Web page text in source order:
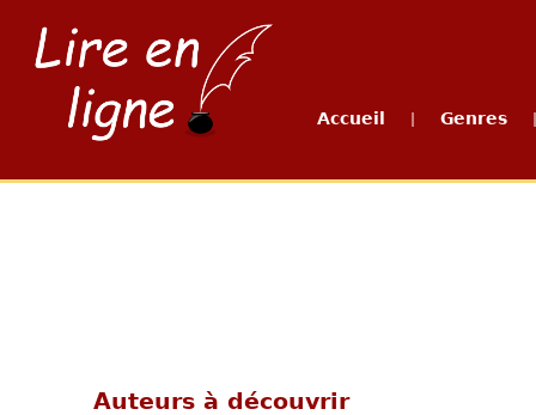
Accueil Genres
Auteurs à découvrir